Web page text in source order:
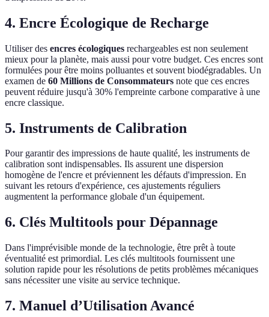
4. Encre Écologique de Recharge
Utiliser des encres écologiques rechargeables est non seulement
mieux pour la planète, mais aussi pour votre budget. Ces encres sont
formulées pour être moins polluantes et souvent biodégradables. Un
examen de 60 Millions de Consommateurs note que ces encres
peuvent réduire jusqu'à 30% l'empreinte carbone comparative à une
encre classique.
5. Instruments de Calibration
Pour garantir des impressions de haute qualité, les instruments de
calibration sont indispensables. Ils assurent une dispersion
homogène de l'encre et préviennent les défauts d'impression. En
suivant les retours d'expérience, ces ajustements réguliers
augmentent la performance globale d'un équipement.
6. Clés Multitools pour Dépannage
Dans l'imprévisible monde de la technologie, être prêt à toute
éventualité est primordial. Les clés multitools fournissent une
solution rapide pour les résolutions de petits problèmes mécaniques
sans nécessiter une visite au service technique.
7. Manuel d’Utilisation Avancé